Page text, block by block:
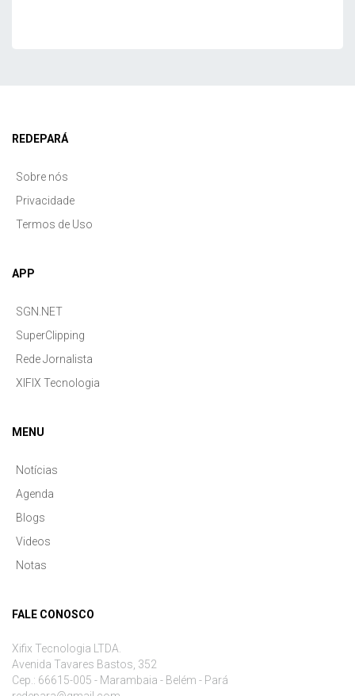
REDEPARÁ
Sobre nós
Privacidade
Termos de Uso
APP
SGN.NET
SuperClipping
Rede Jornalista
XIFIX Tecnologia
MENU
Notícias
Agenda
Blogs
Videos
Notas
FALE CONOSCO
Xifix Tecnologia LTDA.
Avenida Tavares Bastos, 352
Cep.: 66615-005 - Marambaia - Belém - Pará